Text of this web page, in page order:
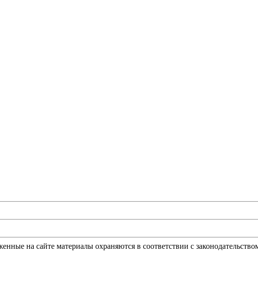
на сайте материалы охраняются в соответствии с